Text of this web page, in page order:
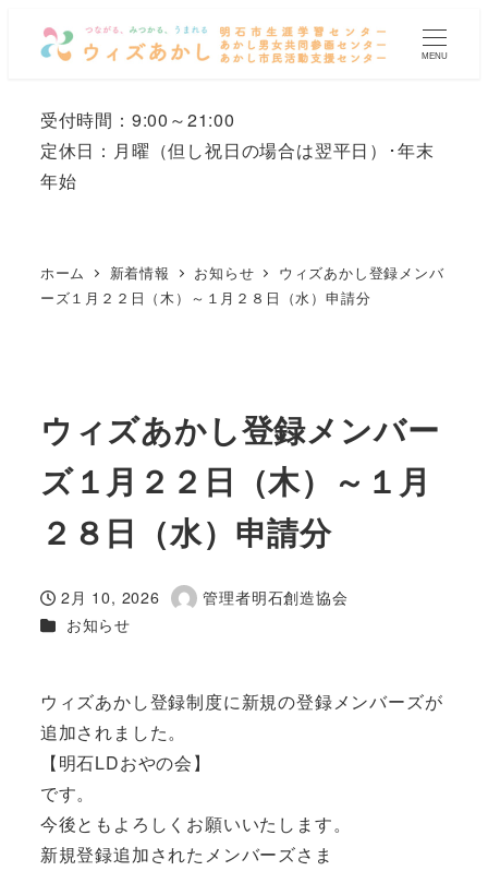
MENU
受付時間：9:00～21:00
定休日：月曜 （但し祝日の場合は翌平日）
･年末
年始
ホーム 新着情報 お知らせ
ウィズあかし登録メンバ
ーズ１月２２日（木）～１月２８日（水）申請分
ウィズあかし登録メンバー
ズ１月２２日（木）～１月
２８日（水）申請分
投稿日
2月 10, 2026
著
管理者明石創造協会
カテゴリー
お知らせ
ウィズあかし登録制度に新規の登録メンバーズが
追加されました。
【明石LDおやの会】
です。
今後ともよろしくお願いいたします。
新規登録追加されたメンバーズさま